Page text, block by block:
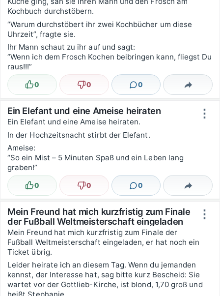
Kochbuch durchstöbern.
“Warum durchstöbert ihr zwei Kochbücher um diese
Uhrzeit”, fragte sie.
Ihr Mann schaut zu ihr auf und sagt:
“Wenn ich dem Frosch Kochen beibringen kann, fliegst Du
raus!!!”
Lustig
0 Nicht lustig
0 0
Kommentare Teilen
⋮
Ein Elefant und eine Ameise heiraten
Ein Elefant und eine Ameise heiraten.
In der Hochzeitsnacht stirbt der Elefant.
Ameise:
“So ein Mist – 5 Minuten Spaß und ein Leben lang
graben!”
Lustig
0 Nicht lustig
0 0
Kommentare Teilen
⋮
Mein Freund hat mich kurzfristig zum Finale
der Fußball Weltmeisterschaft eingeladen
Mein Freund hat mich kurzfristig zum Finale der
Fußball Weltmeisterschaft eingeladen, er hat noch ein
Ticket übrig.
Leider heirate ich an diesem Tag. Wenn du jemanden
kennst, der Interesse hat, sag bitte kurz Bescheid: Sie
wartet vor der Gottlieb-Kirche, ist blond, 1,70 groß und